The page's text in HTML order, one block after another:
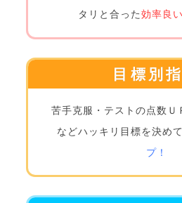
タリと合った効率良
目標別
苦手克服・テストの点数Ｕ
などハッキリ目標を決めて
プ！